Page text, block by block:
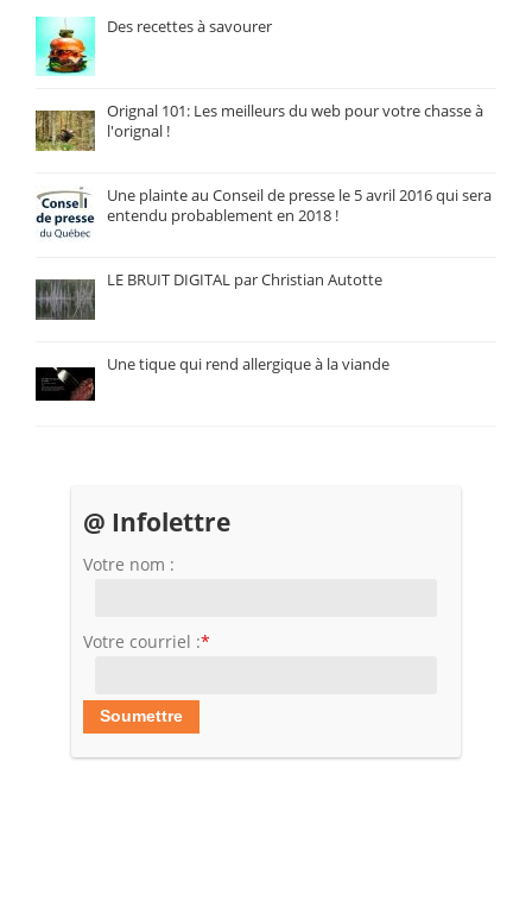
Des recettes à savourer
Orignal 101: Les meilleurs du web pour votre chasse à
l'orignal !
Une plainte au Conseil de presse le 5 avril 2016 qui sera
entendu probablement en 2018 !
LE BRUIT DIGITAL par Christian Autotte
Une tique qui rend allergique à la viande
@ Infolettre
Votre nom :
Votre courriel :*